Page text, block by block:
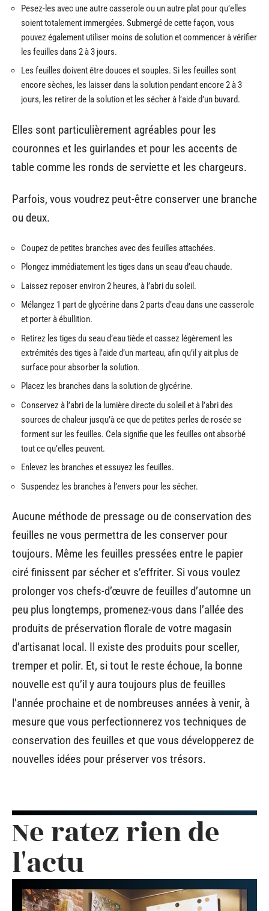
Pesez-les avec une autre casserole ou un autre plat pour qu’elles
soient totalement immergées. Submergé de cette façon, vous
pouvez également utiliser moins de solution et commencer à vérifier
les feuilles dans 2 à 3 jours.
Les feuilles doivent être douces et souples. Si les feuilles sont
encore sèches, les laisser dans la solution pendant encore 2 à 3
jours, les retirer de la solution et les sécher à l’aide d’un buvard.
Elles sont particulièrement agréables pour les
couronnes et les guirlandes et pour les accents de
table comme les ronds de serviette et les chargeurs.
Parfois, vous voudrez peut-être conserver une branche
ou deux.
Coupez de petites branches avec des feuilles attachées.
Plongez immédiatement les tiges dans un seau d’eau chaude.
Laissez reposer environ 2 heures, à l’abri du soleil.
Mélangez 1 part de glycérine dans 2 parts d’eau dans une casserole
et porter à ébullition.
Retirez les tiges du seau d’eau tiède et cassez légèrement les
extrémités des tiges à l’aide d’un marteau, afin qu’il y ait plus de
surface pour absorber la solution.
Placez les branches dans la solution de glycérine.
Conservez à l’abri de la lumière directe du soleil et à l’abri des
sources de chaleur jusqu’à ce que de petites perles de rosée se
forment sur les feuilles. Cela signifie que les feuilles ont absorbé
tout ce qu’elles peuvent.
Enlevez les branches et essuyez les feuilles.
Suspendez les branches à l’envers pour les sécher.
Aucune méthode de pressage ou de conservation des
feuilles ne vous permettra de les conserver pour
toujours. Même les feuilles pressées entre le papier
ciré finissent par sécher et s’effriter. Si vous voulez
prolonger vos chefs-d’œuvre de feuilles d’automne un
peu plus longtemps, promenez-vous dans l’allée des
produits de préservation florale de votre magasin
d’artisanat local. Il existe des produits pour sceller,
tremper et polir. Et, si tout le reste échoue, la bonne
nouvelle est qu’il y aura toujours plus de feuilles
l’année prochaine et de nombreuses années à venir, à
mesure que vous perfectionnerez vos techniques de
conservation des feuilles et que vous développerez de
nouvelles idées pour préserver vos trésors.
Ne ratez rien de
l'actu